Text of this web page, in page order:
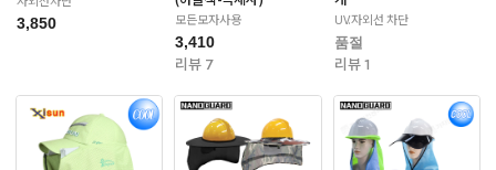
3,850
모든모자사용
3,410
리뷰 7
UV.자외선 차단
품절
리뷰 1